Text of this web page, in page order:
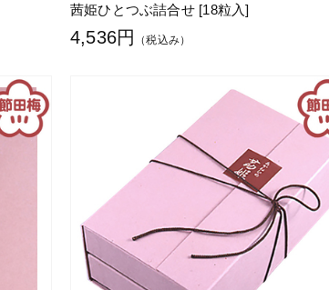
茜姫ひとつぶ詰合せ [18粒入]
4,536円 （税込み）